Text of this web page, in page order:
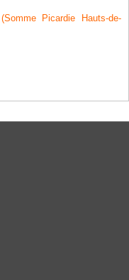
Picardie Hauts-de-